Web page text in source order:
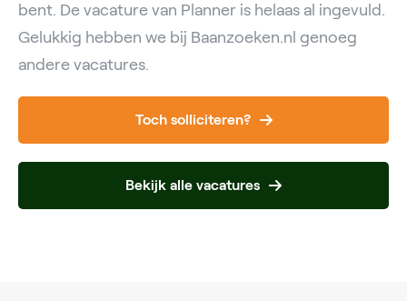
bent. De vacature van Planner is helaas al ingevuld.
Gelukkig hebben we bij Baanzoeken.nl genoeg
andere vacatures.
Toch solliciteren?
Bekijk alle vacatures